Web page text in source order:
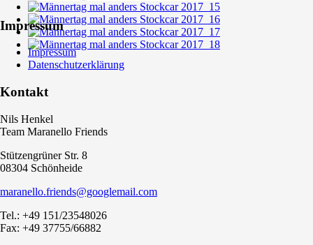
Impressum
Impressum
Datenschutzerklärung
Kontakt
Nils Henkel
Team Maranello Friends
Stützengrüner Str. 8
08304 Schönheide
maranello.friends@googlemail.com
Tel.: +49 151/23548026
Fax: +49 37755/66882